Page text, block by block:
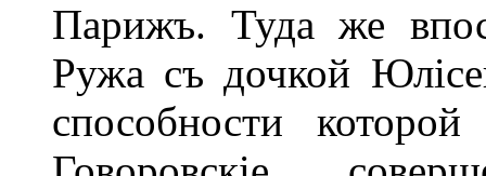
Парижъ. Туда же
Ружа съ дочкой
способности